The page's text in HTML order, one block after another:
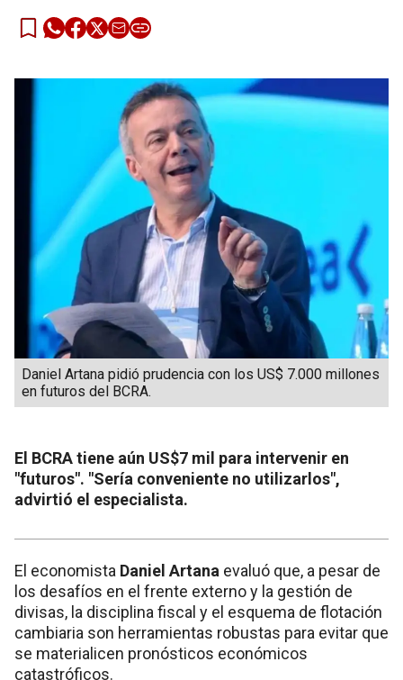
Daniel Artana pidió prudencia con los US$ 7.000 millones
en futuros del BCRA.
El BCRA tiene aún US$7 mil para intervenir en
"futuros". "Sería conveniente no utilizarlos",
advirtió el especialista.
El economista Daniel Artana evaluó que, a pesar de
los desafíos en el frente externo y la gestión de
divisas, la disciplina fiscal y el esquema de flotación
cambiaria son herramientas robustas para evitar que
se materialicen pronósticos económicos
catastróficos.